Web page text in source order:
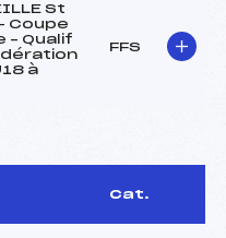
St
Coupe
– Qualif
à
FFS
Cat.